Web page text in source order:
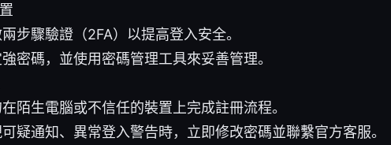
兩步驟驗證（2FA）以提高登入安全。
密碼，並使用密碼管理工具來妥善管理。
陌生電腦或不信任的裝置上完成註冊流程。
疑通知、異常登入警告時，立即修改密碼並聯繫官方客服。